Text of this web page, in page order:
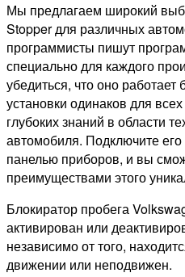
Мы предлагаем широкий
Stopper для различных
программисты пишут
специально для каждого
убедиться, что оно работает
установки одинаков для
глубоких знаний в области
автомобиля. Подключите
панелью приборов, и вы
преимуществами этого
Блокиратор пробега
активирован или
независимо от того,
движении или неподвижен.